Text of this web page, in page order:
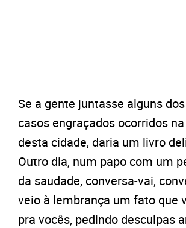
Se a gente juntasse alguns
casos engraçados ocorridos
desta cidade, daria um livro
Outro dia, num papo com um
da saudade, conversa-vai,
veio à lembrança um fato que
pra vocês, pedindo desculpas